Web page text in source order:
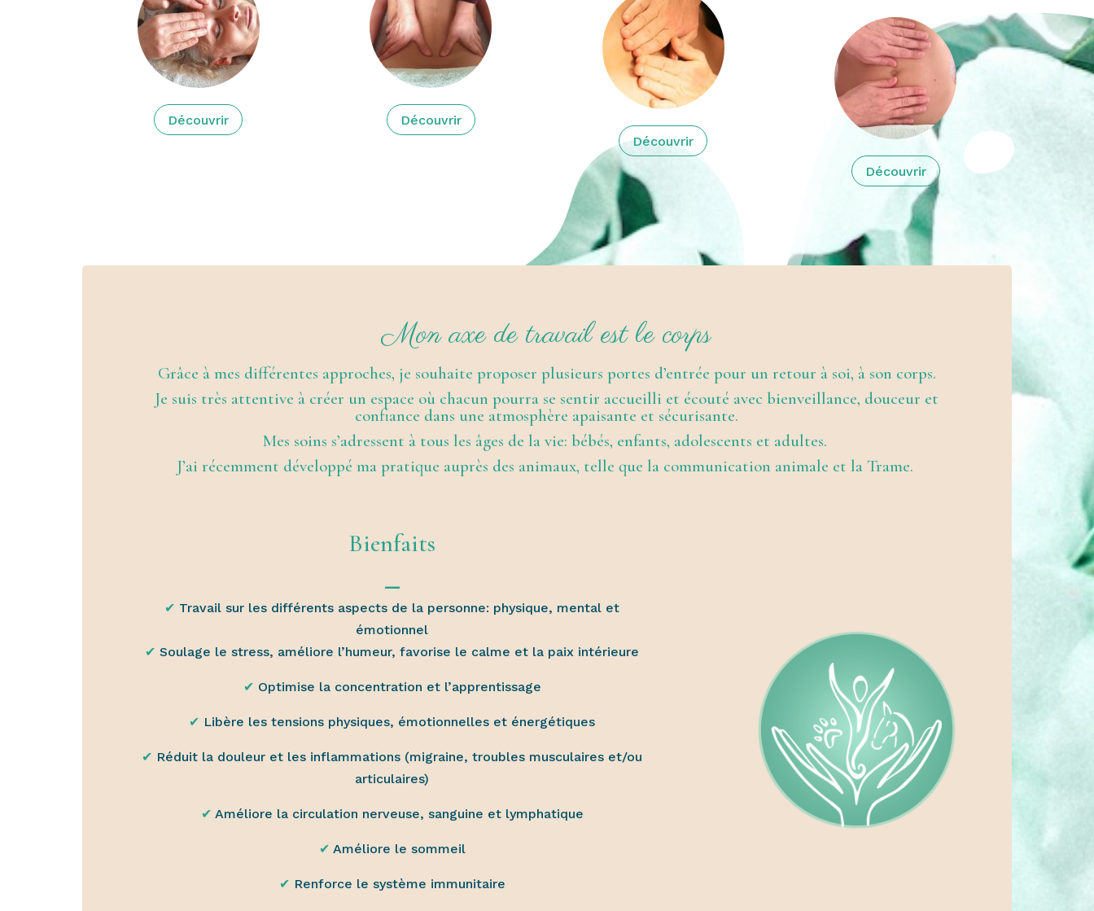
Découvrir Découvrir
Découvrir
Découvrir
Mon axe de travail est le corps
Grâce à mes différentes approches, je souhaite proposer plusieurs portes d’entrée pour un retour à soi, à son corps.
Je suis très attentive à créer un espace où chacun pourra se sentir accueilli et écouté avec bienveillance, douceur et
confiance dans une atmosphère apaisante et sécurisante.
Mes soins s’adressent à tous les âges de la vie: bébés, enfants, adolescents et adultes.
J’ai récemment développé ma pratique auprès des animaux, telle que la communication animale et la Trame.
Bienfaits
✔︎ Travail sur les différents aspects de la personne: physique, mental et
émotionnel
✔︎Soulage le stress, améliore l’humeur, favorise le calme et la paix intérieure
✔︎ Optimise la concentration et l’apprentissage
✔︎ Libère les tensions physiques, émotionnelles et énergétiques
✔︎ Réduit la douleur et les inflammations (migraine, troubles musculaires et/ou
articulaires)
✔︎ Améliore la circulation nerveuse, sanguine et lymphatique
✔︎ Améliore le sommeil
✔︎ Renforce le système immunitaire